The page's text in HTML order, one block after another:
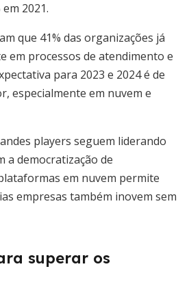
2021.
que 41% das organizações já
em processos de atendimento e
para 2023 e 2024 é de
especialmente em nuvem e
players seguem liderando
a democratização de
em nuvem permite
empresas também inovem sem
superar os